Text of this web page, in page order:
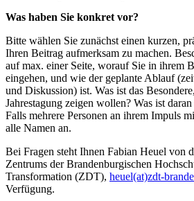
Was haben Sie konkret vor?
Bitte wählen Sie zunächst einen kurzen,
Ihren Beitrag aufmerksam zu machen.
auf max. einer Seite, worauf Sie in ihrem
eingehen, und wie der geplante Ablauf
und Diskussion) ist. Was ist das
Jahrestagung zeigen wollen? Was ist
Falls mehrere Personen an ihrem Impuls
alle Namen an.
Bei Fragen steht Ihnen Fabian Heuel von
Zentrums der Brandenburgischen
Transformation (ZDT), heuel(at)zdt-
Verfügung.